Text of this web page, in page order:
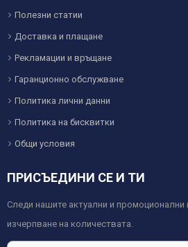
Полезни статии
Доставка и плащане
Рекламации и връщане
Гаранционно обслужване
Политика лични данни
Политика на бисквитки
Общи условия
ПРИСЪЕДИНИ СЕ И ТИ
Следи нашите актуални и промоционални
изчерпване на количествата.